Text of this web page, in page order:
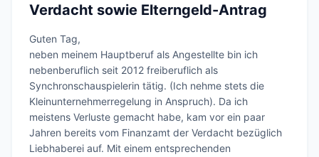
Verdacht sowie Elterngeld-Antrag
Guten Tag,
neben meinem Hauptberuf als Angestellte bin ich
nebenberuflich seit 2012 freiberuflich als
Synchronschauspielerin tätig. (Ich nehme stets die
Kleinunternehmerregelung in Anspruch). Da ich
meistens Verluste gemacht habe, kam vor ein paar
Jahren bereits vom Finanzamt der Verdacht bezüglich
Liebhaberei auf. Mit einem entsprechenden